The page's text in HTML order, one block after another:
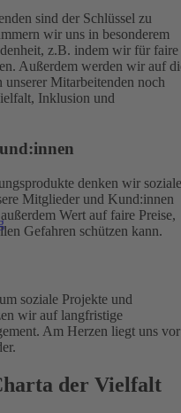
sind der Schlüssel zu
wir uns in besonderem
z.B. indem wir für faire
Außerdem werden wir auf
Mitarbeitenden noch
Inklusion und
denken wir soziale
Mitglieder und Kund:innen
Wert auf faire Preise,
Gefahren schützen kann.
soziale Projekte und
wir auf langfristige
Am Herzen liegt uns vor
der Vielfalt